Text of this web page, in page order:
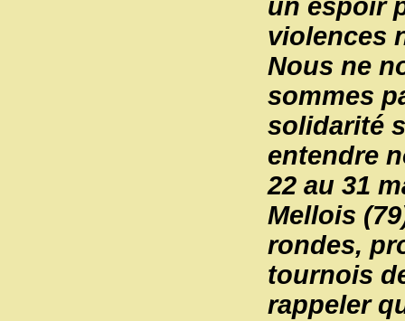
un espoir
violences
Nous ne
sommes
solidarité
entendre
22 au 31
Mellois
rondes,
tournois
rappeler